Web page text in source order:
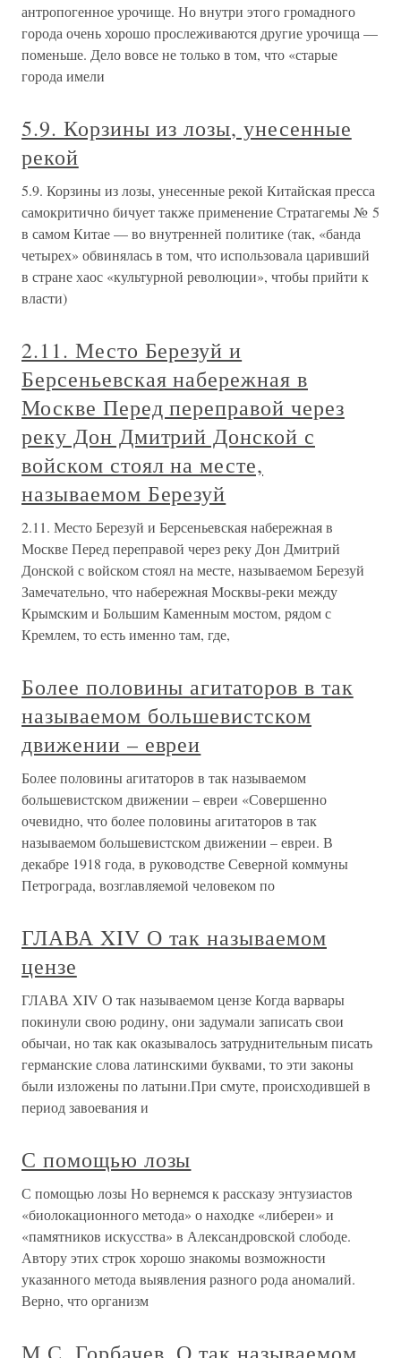
антропогенное урочище. Но внутри этого громадного
города очень хорошо прослеживаются другие урочища —
поменьше. Дело вовсе не только в том, что «старые
города имели
5.9. Корзины из лозы, унесенные
рекой
5.9. Корзины из лозы, унесенные рекой Китайская пресса
самокритично бичует также применение Стратагемы № 5
в самом Китае — во внутренней политике (так, «банда
четырех» обвинялась в том, что использовала царивший
в стране хаос «культурной революции», чтобы прийти к
власти)
2.11. Место Березуй и
Берсеньевская набережная в
Москве Перед переправой через
реку Дон Дмитрий Донской с
войском стоял на месте,
называемом Березуй
2.11. Место Березуй и Берсеньевская набережная в
Москве Перед переправой через реку Дон Дмитрий
Донской с войском стоял на месте, называемом Березуй
Замечательно, что набережная Москвы-реки между
Крымским и Большим Каменным мостом, рядом с
Кремлем, то есть именно там, где,
Более половины агитаторов в так
называемом большевистском
движении – евреи
Более половины агитаторов в так называемом
большевистском движении – евреи «Совершенно
очевидно, что более половины агитаторов в так
называемом большевистском движении – евреи. В
декабре 1918 года, в руководстве Северной коммуны
Петрограда, возглавляемой человеком по
ГЛАВА XIV О так называемом
цензе
ГЛАВА XIV О так называемом цензе Когда варвары
покинули свою родину, они задумали записать свои
обычаи, но так как оказывалось затруднительным писать
германские слова латинскими буквами, то эти законы
были изложены по латыни.При смуте, происходившей в
период завоевания и
С помощью лозы
С помощью лозы Но вернемся к рассказу энтузиастов
«биолокационного метода» о находке «либереи» и
«памятников искусства» в Александровской слободе.
Автору этих строк хорошо знакомы возможности
указанного метода выявления разного рода аномалий.
Верно, что организм